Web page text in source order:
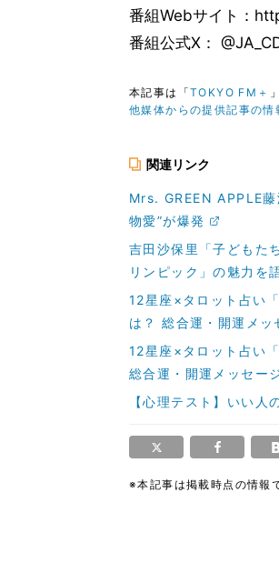
番組Webサイト：
番組公式X：
本記事は「TOKYO FM＋
他媒体からの提供記事の情
関連リンク
Mrs. GREEN APPLE
物愛”が爆発
吉田沙保里「子どもた
リンピック」の魅力を
12星座×タロット占い
は？ 総合運・開運メッ
12星座×タロット占い
総合運・開運メッセー
【心理テスト】いい
※本記事は掲載時点の情報